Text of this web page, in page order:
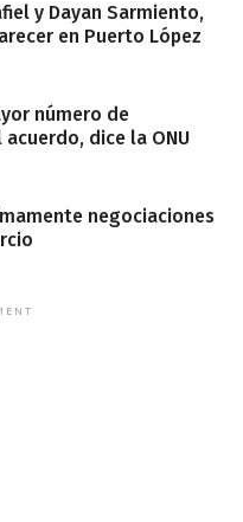
y Dayan Sarmiento,
en Puerto López
número de
dice la ONU
negociaciones